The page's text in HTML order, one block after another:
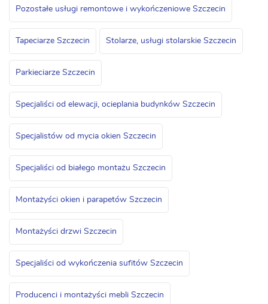
Pozostałe usługi remontowe i wykończeniowe Szczecin
Tapeciarze Szczecin Stolarze, usługi stolarskie Szczecin
Parkieciarze Szczecin
Specjaliści od elewacji, ocieplania budynków Szczecin
Specjalistów od mycia okien Szczecin
Specjaliści od białego montażu Szczecin
Montażyści okien i parapetów Szczecin
Montażyści drzwi Szczecin
Specjaliści od wykończenia sufitów Szczecin
Producenci i montażyści mebli Szczecin